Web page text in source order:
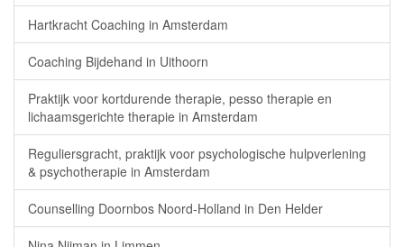
Hartkracht Coaching in Amsterdam
Coaching Bijdehand in Uithoorn
Praktijk voor kortdurende therapie, pesso therapie en
lichaamsgerichte therapie in Amsterdam
Reguliersgracht, praktijk voor psychologische hulpverlening
& psychotherapie in Amsterdam
Counselling Doornbos Noord-Holland in Den Helder